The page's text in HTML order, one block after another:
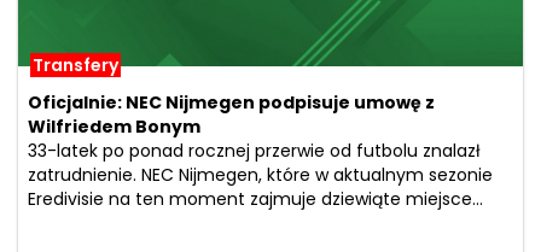
Transfery
Oficjalnie: NEC Nijmegen podpisuje umowę z
Wilfriedem Bonym
33-latek po ponad rocznej przerwie od futbolu znalazł
zatrudnienie. NEC Nijmegen, które w aktualnym sezonie
Eredivisie na ten moment zajmuje dziewiąte miejsce...